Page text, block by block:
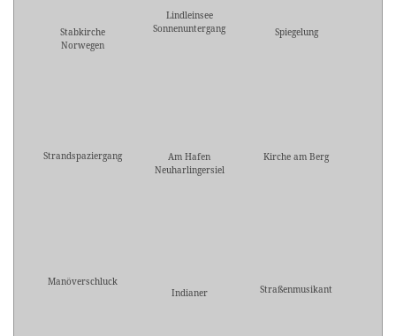
Stabkirche
Norwegen
Lindleinsee
Sonnenuntergang
Spiegelung
Strandspaziergang
Am Hafen
Neuharlingersiel
Kirche am Berg
Manöverschluck
Indianer
Straßenmusikant